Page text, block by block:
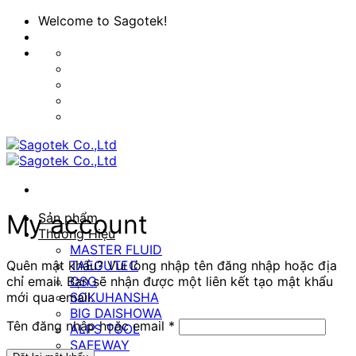
qua
Welcome to Sagotek!
Sản phẩm
Thương Hiệu
MASTER FLUID
TAEGUTEC
OSG
SOKUHANSHA
BIG DAISHOWA
ALPS TOOL
SAFEWAY
My account
Quên mật khẩu? Vui lòng nhập tên đăng nhập hoặc địa
chỉ email. Bạn sẽ nhận được một liên kết tạo mật khẩu
mới qua email.
Tên đăng nhập hoặc email * Bắt
buộc